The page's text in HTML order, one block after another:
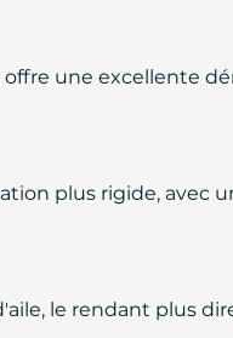
offre une
plus rigide, avec
le rendant plus